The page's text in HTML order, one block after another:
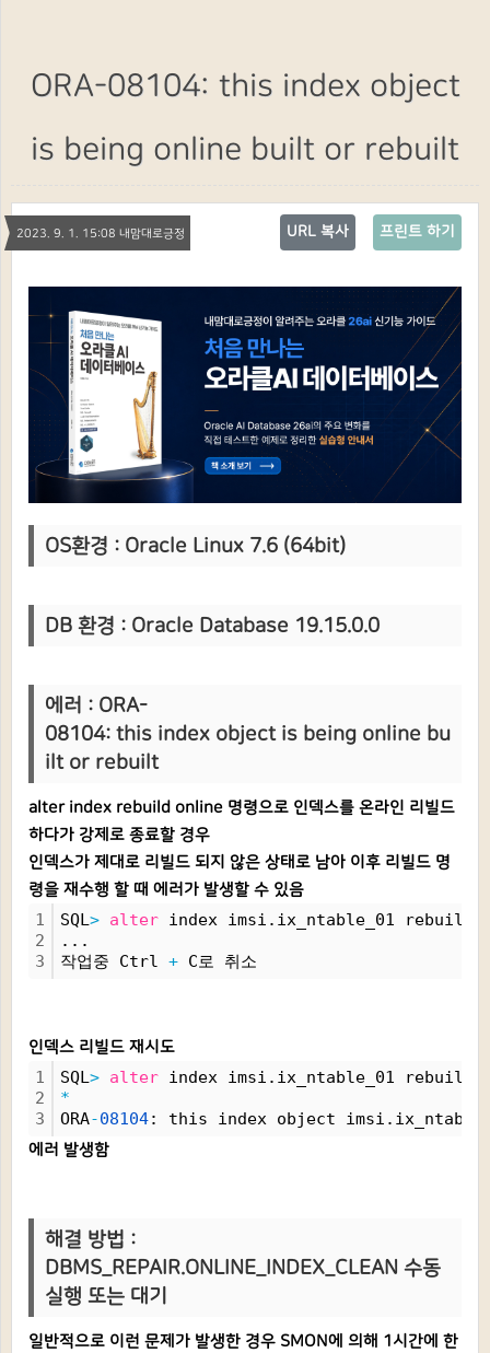
ORA-08104: this index object
is being online built or rebuilt
2023. 9. 1. 15:08 내맘대로긍정 프린트 하기
URL 복사
OS환경 : Oracle Linux 7.6 (64bit)
DB 환경 : Oracle Database 19.15.0.0
에러 : ORA-
08104: this index object is being online bu
ilt or rebuilt
alter index rebuild online 명령으로 인덱스를 온라인 리빌드
하다가 강제로 종료할 경우
인덱스가 제대로 리빌드 되지 않은 상태로 남아 이후 리빌드 명
령을 재수행 할 때 에러가 발생할 수 있음
1
2
3
SQL> alter index imsi.ix_ntable_01 rebuild
...
작업중 Ctrl + C로 취소
인덱스 리빌드 재시도
1
2
3
SQL> alter index imsi.ix_ntable_01 rebuild
*
ORA-08104: this index object
에러 발생함
해결 방법 :
DBMS_REPAIR.ONLINE_INDEX_CLEAN 수동
실행 또는 대기
일반적으로 이런 문제가 발생한 경우 SMON에 의해 1시간에 한